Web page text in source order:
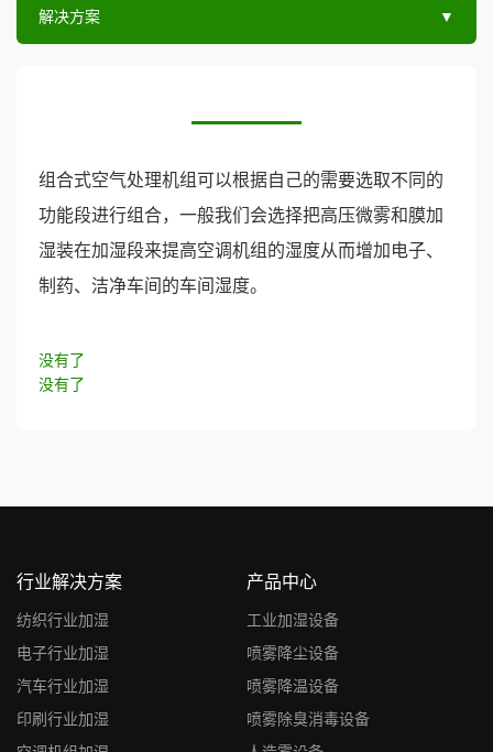
解决方案 ▼
组合式空气处理机组可以根据自己的需要选取不同的
功能段进行组合，一般我们会选择把高压微雾和膜加
湿装在加湿段来提高空调机组的湿度从而增加电子、
制药、洁净车间的车间湿度。
没有了
没有了
行业解决方案
纺织行业加湿
电子行业加湿
汽车行业加湿
印刷行业加湿
产品中心
工业加湿设备
喷雾降尘设备
喷雾降温设备
喷雾除臭消毒设备